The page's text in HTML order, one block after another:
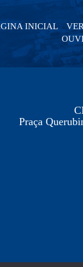
INICIAL
Praça